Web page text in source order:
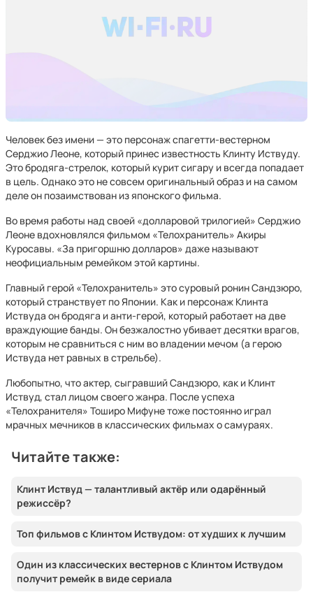
Человек без имени — это персонаж спагетти-вестерном
Серджио Леоне, который принес известность Клинту Иствуду.
Это бродяга-стрелок, который курит сигару и всегда попадает
в цель. Однако это не совсем оригинальный образ и на самом
деле он позаимствован из японского фильма.
Во время работы над своей «долларовой трилогией» Серджио
Леоне вдохновлялся фильмом «Телохранитель» Акиры
Куросавы. «За пригоршню долларов» даже называют
неофициальным ремейком этой картины.
Главный герой «Телохранитель» это суровый ронин Сандзюро,
который странствует по Японии. Как и персонаж Клинта
Иствуда он бродяга и анти-герой, который работает на две
враждующие банды. Он безжалостно убивает десятки врагов,
которым не сравниться с ним во владении мечом (а герою
Иствуда нет равных в стрельбе).
Любопытно, что актер, сыгравший Сандзюро, как и Клинт
Иствуд, стал лицом своего жанра. После успеха
«Телохранителя» Тоширо Мифуне тоже постоянно играл
мрачных мечников в классических фильмах о самураях.
Читайте также:
Клинт Иствуд — талантливый актёр или одарённый
режиссёр?
Топ фильмов с Клинтом Иствудом: от худших к лучшим
Один из классических вестернов с Клинтом Иствудом
получит ремейк в виде сериала